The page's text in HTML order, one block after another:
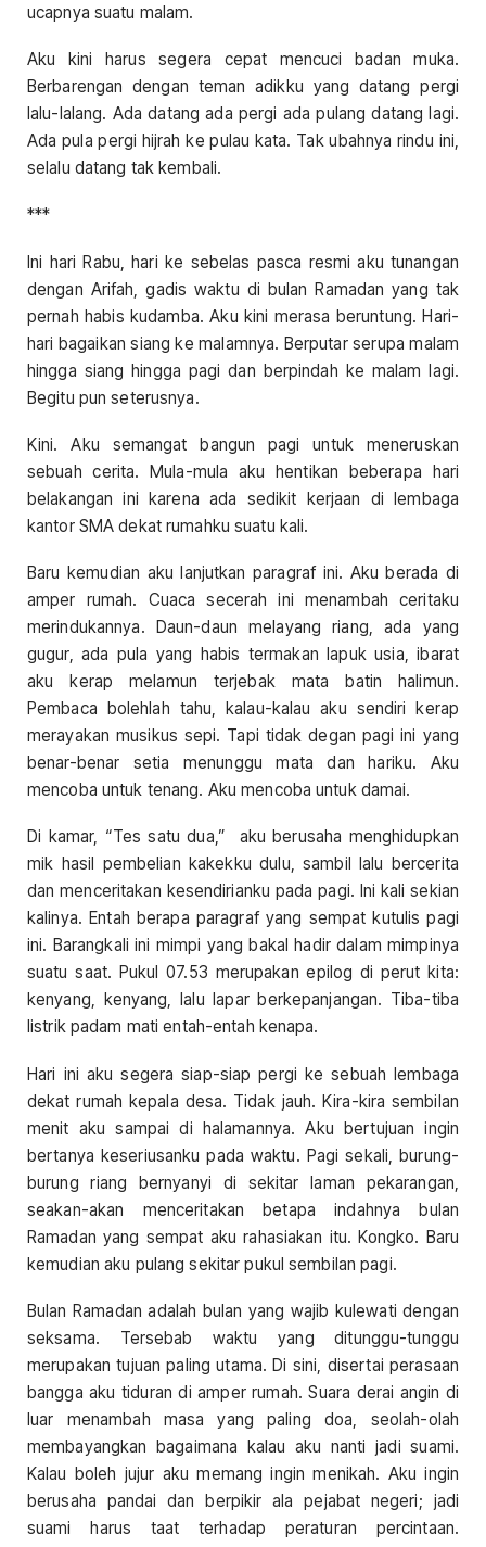
ucapnya suatu malam.
Aku kini harus segera cepat mencuci badan muka.
Berbarengan dengan teman adikku yang datang pergi
lalu-lalang. Ada datang ada pergi ada pulang datang lagi.
Ada pula pergi hijrah ke pulau kata. Tak ubahnya rindu ini,
selalu datang tak kembali.
***
Ini hari Rabu, hari ke sebelas pasca resmi aku tunangan
dengan Arifah, gadis waktu di bulan Ramadan yang tak
pernah habis kudamba. Aku kini merasa beruntung. Hari-
hari bagaikan siang ke malamnya. Berputar serupa malam
hingga siang hingga pagi dan berpindah ke malam lagi.
Begitu pun seterusnya.
Kini. Aku semangat bangun pagi untuk meneruskan
sebuah cerita. Mula-mula aku hentikan beberapa hari
belakangan ini karena ada sedikit kerjaan di lembaga
kantor SMA dekat rumahku suatu kali.
Baru kemudian aku lanjutkan paragraf ini. Aku berada di
amper rumah. Cuaca secerah ini menambah ceritaku
merindukannya. Daun-daun melayang riang, ada yang
gugur, ada pula yang habis termakan lapuk usia, ibarat
aku kerap melamun terjebak mata batin halimun.
Pembaca bolehlah tahu, kalau-kalau aku sendiri kerap
merayakan musikus sepi. Tapi tidak degan pagi ini yang
benar-benar setia menunggu mata dan hariku. Aku
mencoba untuk tenang. Aku mencoba untuk damai.
Di kamar, “Tes satu dua,” aku berusaha menghidupkan
mik hasil pembelian kakekku dulu, sambil lalu bercerita
dan menceritakan kesendirianku pada pagi. Ini kali sekian
kalinya. Entah berapa paragraf yang sempat kutulis pagi
ini. Barangkali ini mimpi yang bakal hadir dalam mimpinya
suatu saat. Pukul 07.53 merupakan epilog di perut kita:
kenyang, kenyang, lalu lapar berkepanjangan. Tiba-tiba
listrik padam mati entah-entah kenapa.
Hari ini aku segera siap-siap pergi ke sebuah lembaga
dekat rumah kepala desa. Tidak jauh. Kira-kira sembilan
menit aku sampai di halamannya. Aku bertujuan ingin
bertanya keseriusanku pada waktu. Pagi sekali, burung-
burung riang bernyanyi di sekitar laman pekarangan,
seakan-akan menceritakan betapa indahnya bulan
Ramadan yang sempat aku rahasiakan itu. Kongko. Baru
kemudian aku pulang sekitar pukul sembilan pagi.
Bulan Ramadan adalah bulan yang wajib kulewati dengan
seksama. Tersebab waktu yang ditunggu-tunggu
merupakan tujuan paling utama. Di sini, disertai perasaan
bangga aku tiduran di amper rumah. Suara derai angin di
luar menambah masa yang paling doa, seolah-olah
membayangkan bagaimana kalau aku nanti jadi suami.
Kalau boleh jujur aku memang ingin menikah. Aku ingin
berusaha pandai dan berpikir ala pejabat negeri; jadi
suami harus taat terhadap peraturan percintaan.